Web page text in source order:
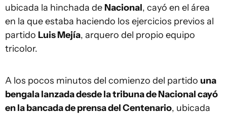
ubicada la hinchada de Nacional, cayó en el área
en la que estaba haciendo los ejercicios previos al
partido Luis Mejía, arquero del propio equipo
tricolor.
A los pocos minutos del comienzo del partido una
bengala lanzada desde la tribuna de Nacional cayó
en la bancada de prensa del Centenario, ubicada